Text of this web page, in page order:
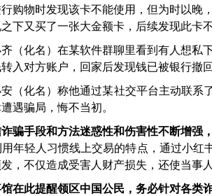
购物时发现该卡不能使用，但为时以
下又买了一张大金额卡，后续发现此卡
化名）在某软件群聊里看到有人想私下
入对方账户，回家后发现钱已被银行撤
化名）称他通过某社交平台主动联系
遇骗局，悔不当初。
骗手段和方法迷惑性和伤害性不断增强
年轻人习惯线上交易的特点，通过小红
，不仅造成受害人财产损失，还使当事
在此提醒领区中国公民，务必针对各类